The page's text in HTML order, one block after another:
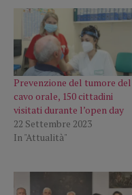
Prevenzione del tumore del
cavo orale, 150 cittadini
visitati durante l’open day
22 Settembre 2023
In "Attualità"